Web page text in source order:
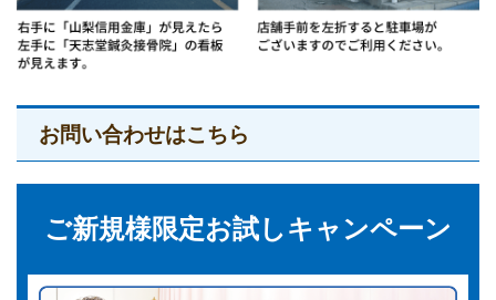
お問い合わせはこちら
ご新規様限定お試しキャンペーン